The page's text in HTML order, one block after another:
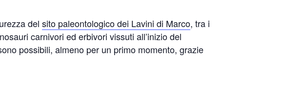
del sito paleontologico dei Lavini di Marco, tra i
carnivori ed erbivori vissuti all’inizio del
possibili, almeno per un primo momento, grazie